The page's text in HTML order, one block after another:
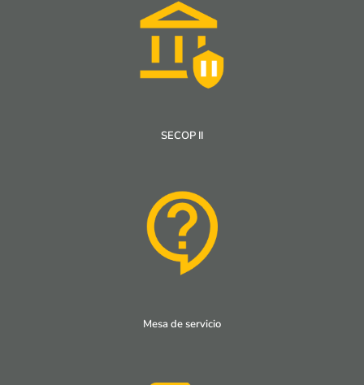
SECOP II
Mesa de servicio